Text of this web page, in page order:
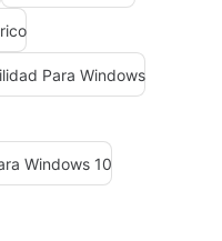
Para Windows
Windows 10